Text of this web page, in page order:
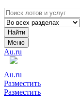
Найти
Меню
Au.ru
Au.ru
Разместить
Разместить